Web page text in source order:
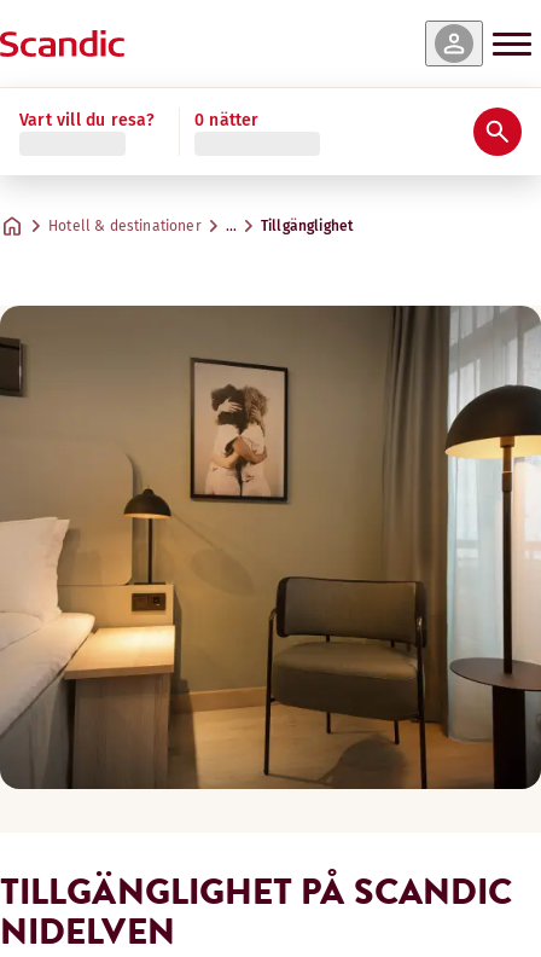
Vart vill du resa? 0 nätter
Hotell & destinationer … Tillgänglighet
TILLGÄNGLIGHET PÅ SCANDIC
NIDELVEN